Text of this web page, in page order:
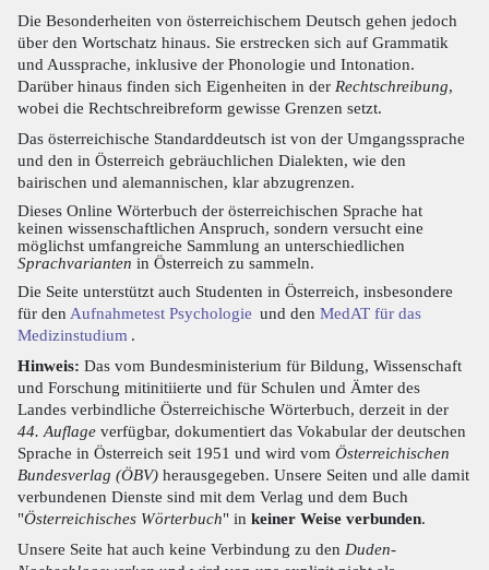
Die Besonderheiten von österreichischem Deutsch gehen jedoch
über den Wortschatz hinaus. Sie erstrecken sich auf Grammatik
und Aussprache, inklusive der Phonologie und Intonation.
Darüber hinaus finden sich Eigenheiten in der Rechtschreibung,
wobei die Rechtschreibreform gewisse Grenzen setzt.
Das österreichische Standarddeutsch ist von der Umgangssprache
und den in Österreich gebräuchlichen Dialekten, wie den
bairischen und alemannischen, klar abzugrenzen.
Dieses Online Wörterbuch der österreichischen Sprache hat
keinen wissenschaftlichen Anspruch, sondern versucht eine
möglichst umfangreiche Sammlung an unterschiedlichen
Sprachvarianten in Österreich zu sammeln.
Die Seite unterstützt auch Studenten in Österreich, insbesondere
für den Aufnahmetest Psychologie und den MedAT für das
Medizinstudium .
Hinweis: Das vom Bundesministerium für Bildung, Wissenschaft
und Forschung mitinitiierte und für Schulen und Ämter des
Landes verbindliche Österreichische Wörterbuch, derzeit in der
44. Auflage verfügbar, dokumentiert das Vokabular der deutschen
Sprache in Österreich seit 1951 und wird vom Österreichischen
Bundesverlag (ÖBV) herausgegeben. Unsere Seiten und alle damit
verbundenen Dienste sind mit dem Verlag und dem Buch
"Österreichisches Wörterbuch" in keiner Weise verbunden.
Unsere Seite hat auch keine Verbindung zu den Duden-